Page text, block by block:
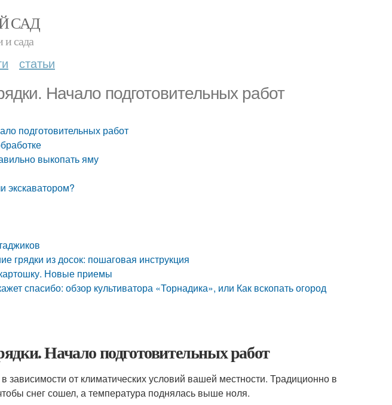
САД
и сада
статьи
Начало подготовительных работ
подготовительных работ
выкопать яму
экскаватором?
грядки из досок: пошаговая инструкция
Новые приемы
спасибо: обзор культиватора «Торнадика», или Как вскопать огород
Начало подготовительных работ
зависимости от климатических условий вашей местности. Традиционно в
снег сошел, а температура поднялась выше ноля.